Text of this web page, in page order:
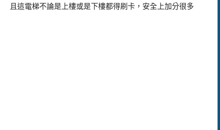
且這電梯不論是上樓或是下樓都得刷卡，安全上加分很多